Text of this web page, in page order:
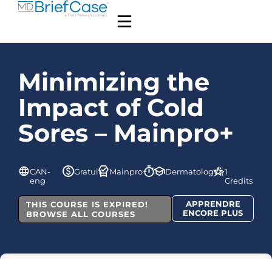
Minimizing the
Impact of Cold
Sores – Mainpro+
CAN-
eng
Gratuit Mainpro+ Dermatology
1
Credits
THIS COURSE IS EXPIRED!
BROWSE ALL COURSES
APPRENDRE
ENCORE PLUS